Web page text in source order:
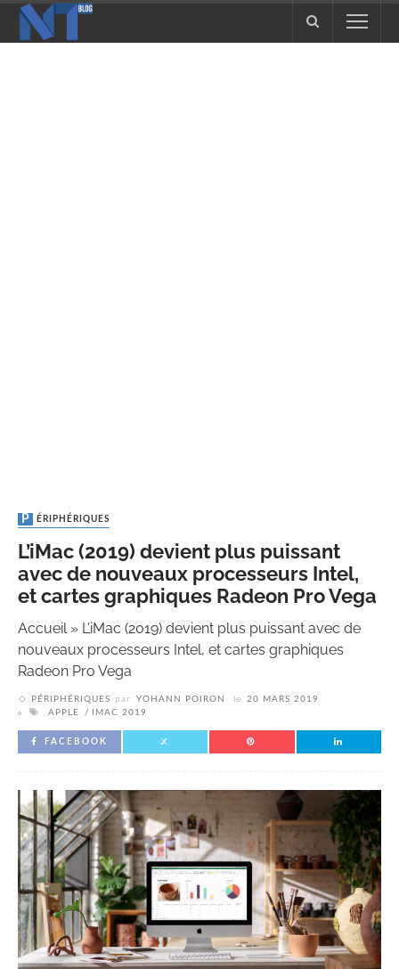
PÉRIPHÉRIQUES
L’iMac (2019) devient plus puissant
avec de nouveaux processeurs Intel,
et cartes graphiques Radeon Pro Vega
Accueil» L’iMac (2019) devient plus puissant avec de
nouveaux processeurs Intel, et cartes graphiques
Radeon Pro Vega
PÉRIPHÉRIQUES par YOHANN POIRON le
20 MARS 2019
APPLE
IMAC 2019
FACEBOOK